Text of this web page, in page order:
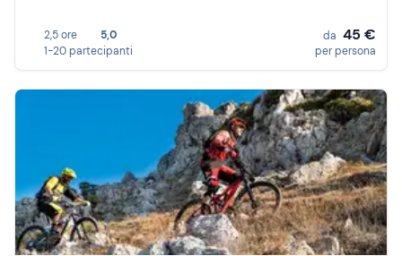
2,5 ore
5,0
1-20 partecipanti
da 45 €
per persona